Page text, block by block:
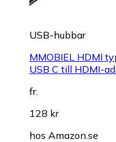
USB-hubbar
MMOBIEL HDMI
USB C till HDMI-
fr.
128 kr
hos Amazon.se